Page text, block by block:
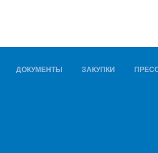
ДОКУМЕНТЫ ЗАКУПКИ